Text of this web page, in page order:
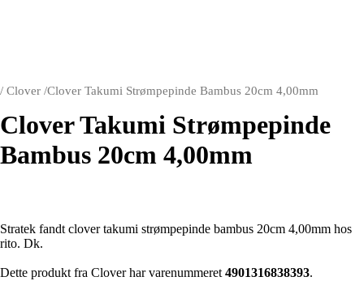
/ Clover /Clover Takumi Strømpepinde Bambus 20cm 4,00mm
Clover Takumi Strømpepinde
Bambus 20cm 4,00mm
Stratek fandt clover takumi strømpepinde bambus 20cm 4,00mm hos
rito. Dk.
Dette produkt fra Clover har varenummeret 4901316838393.